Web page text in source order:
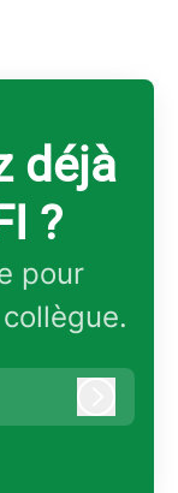
déjà
?
pour